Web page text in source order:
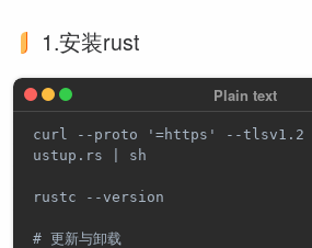
1.安装rust
curl --proto '=https' --tlsv1.2
ustup.rs | sh
rustc --version
# 更新与卸载